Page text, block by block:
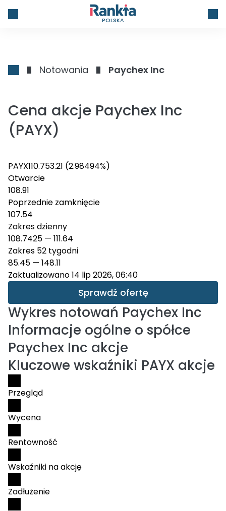
POLSKA
Notowania Paychex Inc
Cena akcje Paychex Inc
(PAYX)
PAYX110.753.21 (2.98494%)
Otwarcie
108.91
Poprzednie zamknięcie
107.54
Zakres dzienny
108.7425 — 111.64
Zakres 52 tygodni
85.45 — 148.11
Zaktualizowano 14 lip 2026, 06:40
Sprawdź ofertę
Wykres notowań Paychex Inc
Informacje ogólne o spółce
Paychex Inc akcje
Kluczowe wskaźniki PAYX akcje
Przegląd
Wycena
Rentowność
Wskaźniki na akcję
Zadłużenie